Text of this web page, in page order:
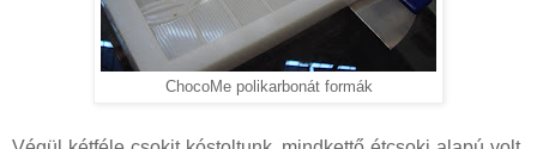
ChocoMe polikarbonát formák